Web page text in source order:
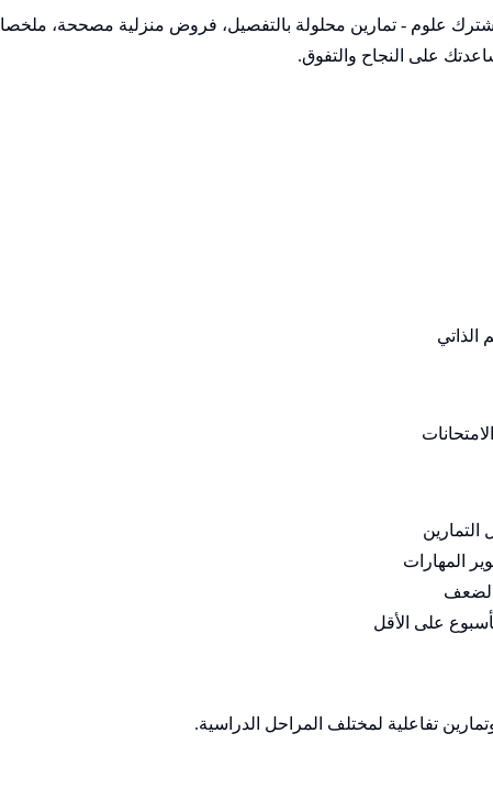
علوم - تمارين محلولة بالتفصيل، فروض منزلية مصححة،
على النجاح والتفوق.
التمارين
المهارات
الضعف
على الأقل
تفاعلية لمختلف المراحل الدراسية.